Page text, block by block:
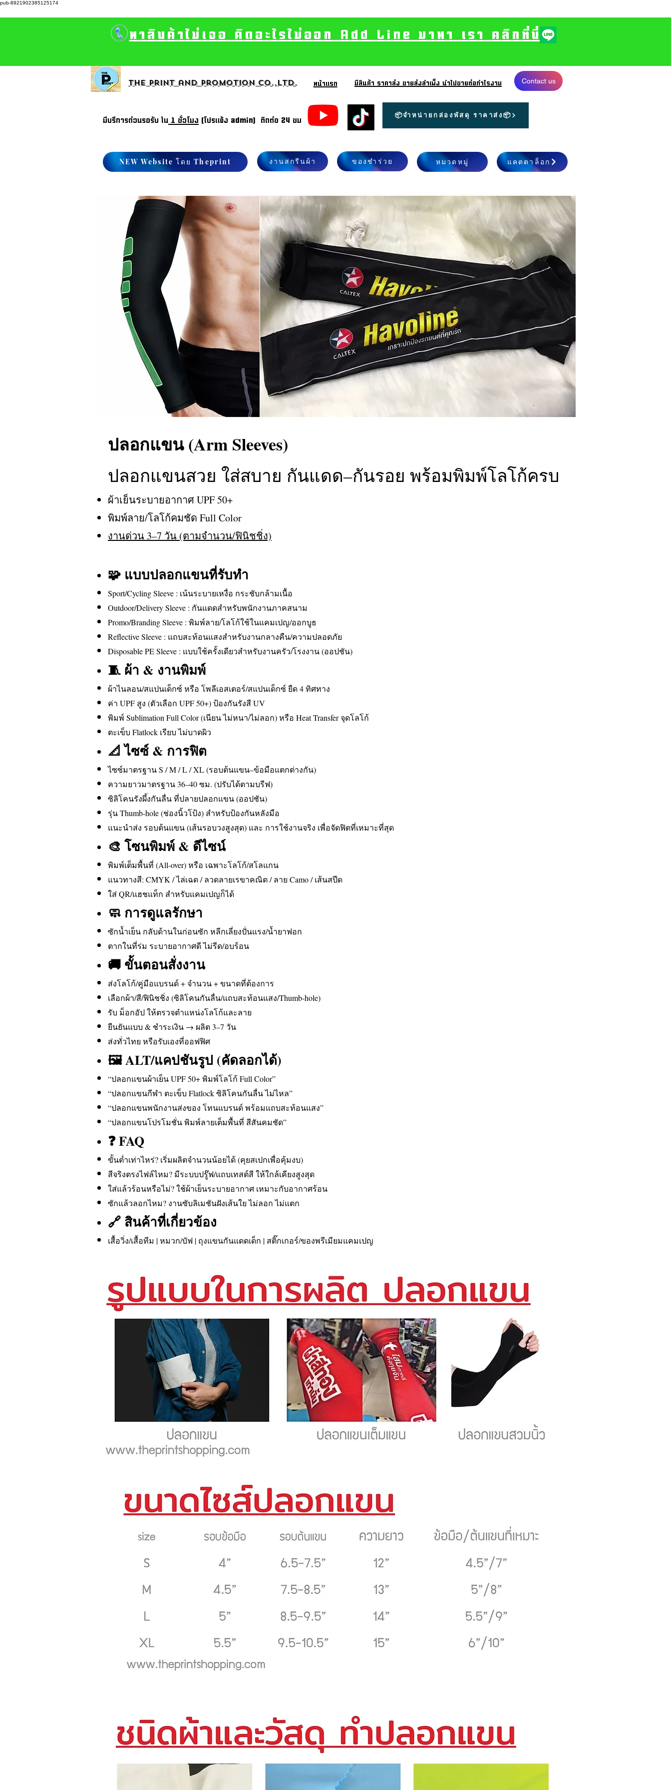
pub-8921902385125174
หาสินค้าไม่เจอ คิดอะไรไม่ออก Add Line มาหา เรา คลิกที่นี่
The print and promotion CO.,Ltd. หน้าแรก มีสินค้า ราคาส่ง ขายส่งสำเพ็ง นำไปขายต่อกำไรงาม Contact us
มีบรีการด่วนรอรับ ใน 1 ชั่วโมง (โปรแจ้ง admin) ติดต่อ 24 ชม
📦จำหน่ายกล่องพัสดุ ราคาส่ง📦
NEW Website โดย Theprint งานสกรีนผ้า ของชำร่วย หมวดหมู่ แคตตาล็อก
ปลอกแขน (Arm Sleeves)
ปลอกแขนสวย ใส่สบาย กันแดด–กันรอย พร้อมพิมพ์โลโก้ครบ
ผ้าเย็นระบายอากาศ UPF 50+
พิมพ์ลาย/โลโก้คมชัด Full Color
งานด่วน 3–7 วัน (ตามจำนวน/ฟินิชชิ่ง)
🧩 แบบปลอกแขนที่รับทำ
Sport/Cycling Sleeve : เน้นระบายเหงื่อ กระชับกล้ามเนื้อ
Outdoor/Delivery Sleeve : กันแดดสำหรับพนักงานภาคสนาม
Promo/Branding Sleeve : พิมพ์ลาย/โลโก้ใช้ในแคมเปญ/ออกบูธ
Reflective Sleeve : แถบสะท้อนแสงสำหรับงานกลางคืน/ความปลอดภัย
Disposable PE Sleeve : แบบใช้ครั้งเดียวสำหรับงานครัว/โรงงาน (ออปชัน)
🧵 ผ้า & งานพิมพ์
ผ้าไนลอน/สแปนเด็กซ์ หรือ โพลีเอสเตอร์/สแปนเด็กซ์ ยืด 4 ทิศทาง
ค่า UPF สูง (ตัวเลือก UPF 50+) ป้องกันรังสี UV
พิมพ์ Sublimation Full Color (เนียน ไม่หนา/ไม่ลอก) หรือ Heat Transfer จุดโลโก้
ตะเข็บ Flatlock เรียบ ไม่บาดผิว
📐 ไซซ์ & การฟิต
ไซซ์มาตรฐาน S / M / L / XL (รอบต้นแขน–ข้อมือแตกต่างกัน)
ความยาวมาตรฐาน 36–40 ซม. (ปรับได้ตามบรีฟ)
ซิลิโคนรังผึ้งกันลื่น ที่ปลายปลอกแขน (ออปชัน)
รุ่น Thumb-hole (ช่องนิ้วโป้ง) สำหรับป้องกันหลังมือ
แนะนำส่ง รอบต้นแขน (เส้นรอบวงสูงสุด) และ การใช้งานจริง เพื่อจัดฟิตที่เหมาะที่สุด
🎨 โซนพิมพ์ & ดีไซน์
พิมพ์เต็มพื้นที่ (All-over) หรือ เฉพาะโลโก้/สโลแกน
แนวทางสี: CMYK / ไล่เฉด / ลวดลายเรขาคณิต / ลาย Camo / เส้นสปีด
ใส่ QR/แฮชแท็ก สำหรับแคมเปญก็ได้
🧼 การดูแลรักษา
ซักน้ำเย็น กลับด้านในก่อนซัก หลีกเลี่ยงปั่นแรง/น้ำยาฟอก
ตากในที่ร่ม ระบายอากาศดี ไม่รีด/อบร้อน
🚚 ขั้นตอนสั่งงาน
ส่งโลโก้/คู่มือแบรนด์ + จำนวน + ขนาดที่ต้องการ
เลือกผ้า/สี/ฟินิชชิ่ง (ซิลิโคนกันลื่น/แถบสะท้อนแสง/Thumb-hole)
รับ ม็อกอัป ให้ตรวจตำแหน่งโลโก้และลาย
ยืนยันแบบ & ชำระเงิน → ผลิต 3–7 วัน
ส่งทั่วไทย หรือรับเองที่ออฟฟิศ
🖼 ALT/แคปชันรูป (คัดลอกได้)
“ปลอกแขนผ้าเย็น UPF 50+ พิมพ์โลโก้ Full Color”
“ปลอกแขนกีฬา ตะเข็บ Flatlock ซิลิโคนกันลื่น ไม่ไหล”
“ปลอกแขนพนักงานส่งของ โทนแบรนด์ พร้อมแถบสะท้อนแสง”
“ปลอกแขนโปรโมชั่น พิมพ์ลายเต็มพื้นที่ สีสันคมชัด”
❓ FAQ
ขั้นต่ำเท่าไหร่? เริ่มผลิตจำนวนน้อยได้ (คุยสเปกเพื่อคุ้มงบ)
สีจริงตรงไฟล์ไหม? มีระบบปรู๊ฟ/แถบเทสต์สี ให้ใกล้เคียงสูงสุด
ใส่แล้วร้อนหรือไม่? ใช้ผ้าเย็นระบายอากาศ เหมาะกับอากาศร้อน
ซักแล้วลอกไหม? งานซับลิเมชันฝังเส้นใย ไม่ลอก ไม่แตก
🔗 สินค้าที่เกี่ยวข้อง
เสื้อวิ่ง/เสื้อทีม | หมวก/บัฟ | ถุงแขนกันแดดเด็ก | สติ๊กเกอร์/ของพรีเมียมแคมเปญ